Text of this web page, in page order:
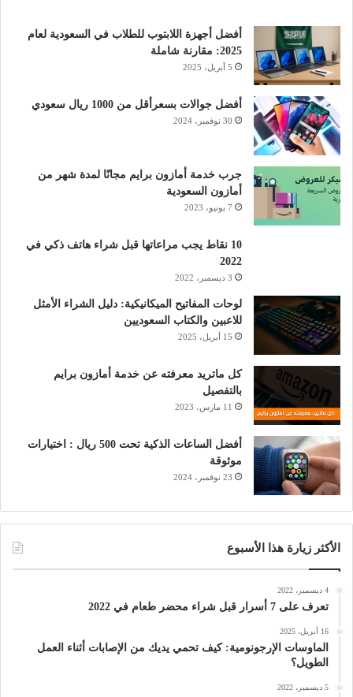
أفضل أجهزة اللابتوب للطلاب في السعودية لعام
2025: مقارنة شاملة
5 أبريل، 2025
أفضل جوالات بسعرأقل من 1000 ريال سعودي
30 نوفمبر، 2024
جرب خدمة أمازون برايم مجانًا لمدة شهر من
أمازون السعودية
7 يونيو، 2023
10 نقاط يجب مراعاتها قبل شراء هاتف ذكي في
2022
3 ديسمبر، 2022
لوحات المفاتيح الميكانيكية: دليل الشراء الأمثل
للاعبين والكتاب السعوديين
15 أبريل، 2025
كل ماتريد معرفته عن خدمة أمازون برايم
بالتفصيل
11 مارس، 2023
أفضل الساعات الذكية تحت 500 ريال : اختيارات
موثوقة
23 نوفمبر، 2024
الأكثر زيارة هذا الأسبوع
4 ديسمبر، 2022
تعرف على 7 أسرار قبل شراء محضر طعام في 2022
16 أبريل، 2025
الماوسات الإرجونومية: كيف تحمي يديك من الإصابات أثناء العمل
الطويل؟
5 ديسمبر، 2022